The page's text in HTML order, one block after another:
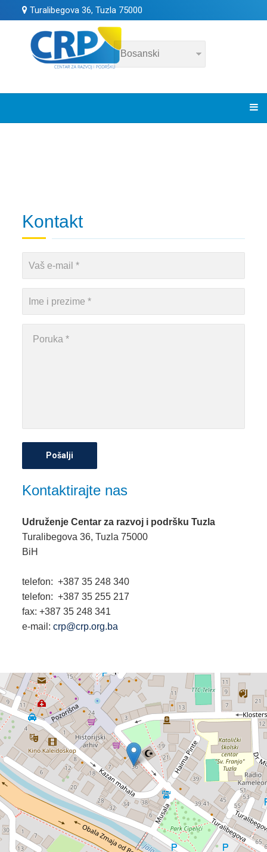
Turalibegova 36, Tuzla 75000
Kontakt
Kontaktirajte nas
Udruženje Centar za razvoj i podršku Tuzla
Turalibegova 36, Tuzla 75000
BiH
telefon: +387 35 248 340
telefon: +387 35 255 217
fax: +387 35 248 341
e-mail:crp@crp.org.ba